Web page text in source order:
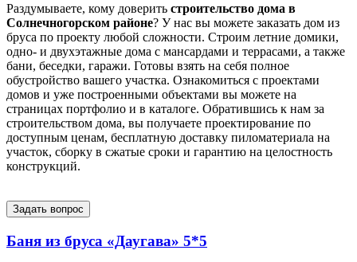
Раздумываете, кому доверить строительство дома в
Солнечногорском районе? У нас вы можете заказать дом из
бруса по проекту любой сложности. Строим летние домики,
одно- и двухэтажные дома с мансардами и террасами, а также
бани, беседки, гаражи. Готовы взять на себя полное
обустройство вашего участка. Ознакомиться с проектами
домов и уже построенными объектами вы можете на
страницах портфолио и в каталоге. Обратившись к нам за
строительством дома, вы получаете проектирование по
доступным ценам, бесплатную доставку пиломатериала на
участок, сборку в сжатые сроки и гарантию на целостность
конструкций.
Задать вопрос
Баня из бруса «Даугава» 5*5